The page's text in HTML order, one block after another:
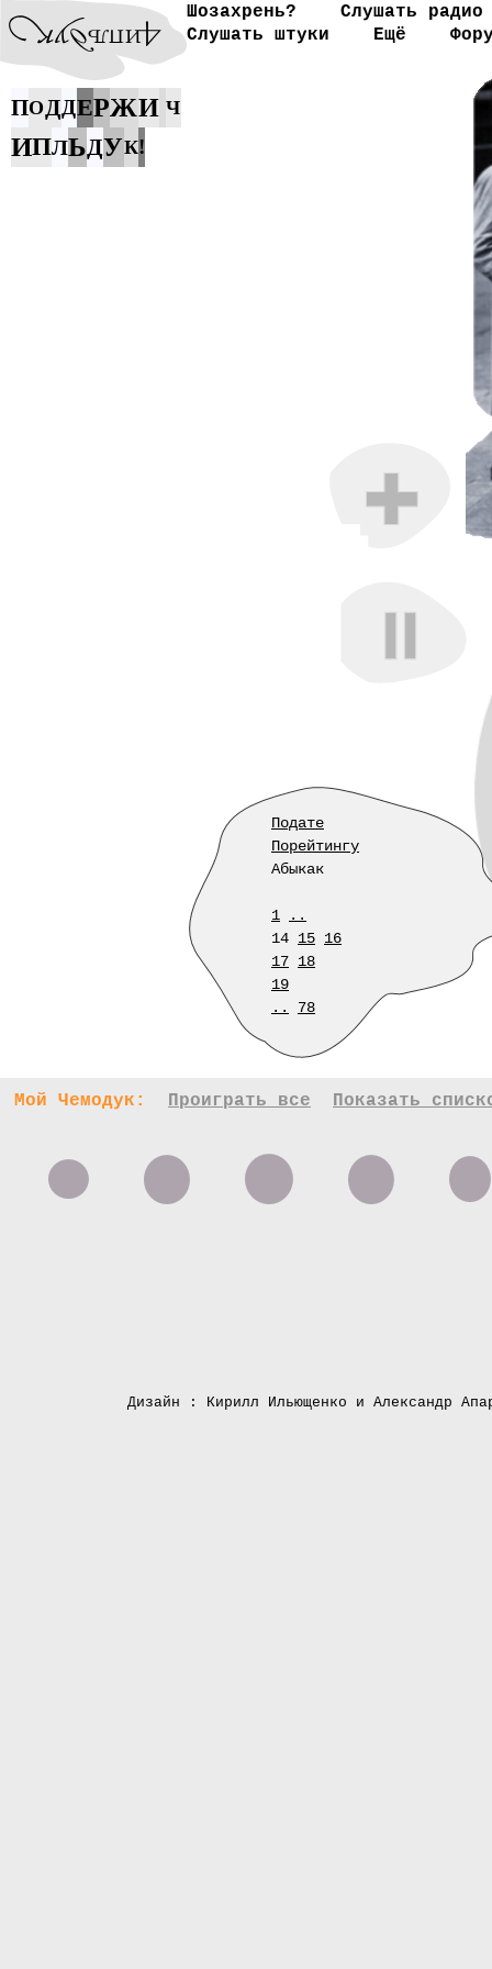
Шозахрень?
Слушать радио
Слушать штуки
Ещё
ПОДДЕРЖИ Ч
ИПЛЬДУК!
Подате
Порейтингу
Абыкак
1
..
14 15 16
17 18
19
..
78
Мой Чемодук: Проиграть все Показать
Дизайн : Кирилл Ильющенко и Александр